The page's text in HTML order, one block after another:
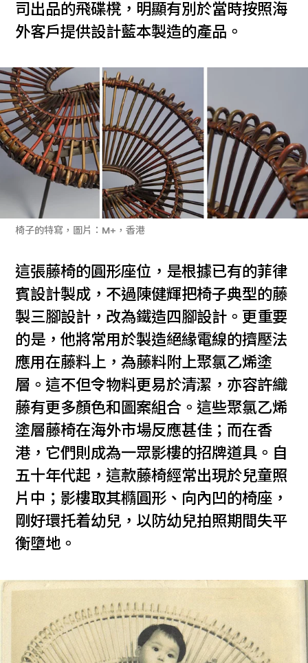
司出品的飛碟櫈，明顯有別於當時按照海
外客戶提供設計藍本製造的產品。
椅子的特寫，圖片：M+，香港
這張藤椅的圓形座位，是根據已有的菲律
賓設計製成，不過陳健輝把椅子典型的藤
製三腳設計，改為鐵造四腳設計。更重要
的是，他將常用於製造絕緣電線的擠壓法
應用在藤料上，為藤料附上聚氯乙烯塗
層。這不但令物料更易於清潔，亦容許織
藤有更多顏色和圖案組合。這些聚氯乙烯
塗層藤椅在海外市場反應甚佳；而在香
港，它們則成為一眾影樓的招牌道具。自
五十年代起，這款藤椅經常出現於兒童照
片中；影樓取其橢圓形、向內凹的椅座，
剛好環托着幼兒，以防幼兒拍照期間失平
衡墮地。